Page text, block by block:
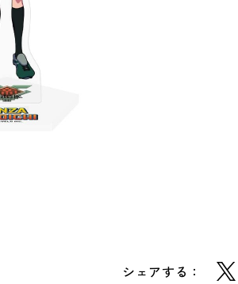
シェアする：